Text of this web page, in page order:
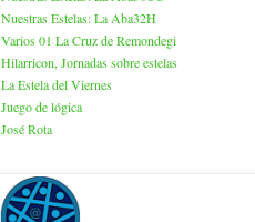
Nuestras Estelas: La Aba32H
Varios 01 La Cruz de Remondegi
Hilarricon, Jornadas sobre estelas
La Estela del Viernes
Juego de lógica
José Rota